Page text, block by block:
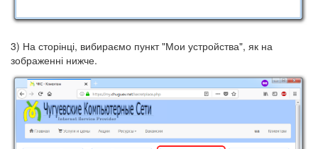
3) На сторінці, вибираємо пункт "Мои устройства", як на
зображенні нижче.